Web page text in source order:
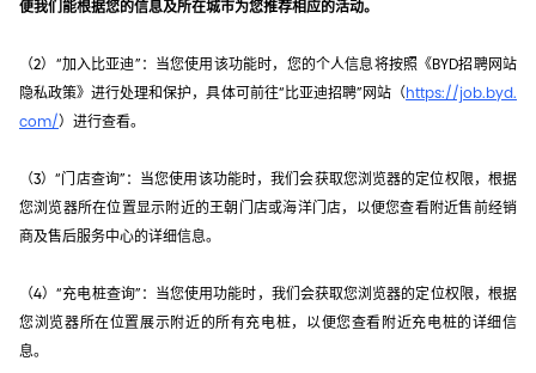
便我们能根据您的信息及所在城市为您推荐相应的活动。
（2）“加入比亚迪”：当您使用该功能时，您的个人信息将按照《BYD招聘网站
隐私政策》进行处理和保护，具体可前往“比亚迪招聘”网站（ https://job.byd.
com/）进行查看。
（3）“门店查询”：当您使用该功能时，我们会获取您浏览器的定位权限，根据
您浏览器所在位置显示附近的王朝门店或海洋门店，以便您查看附近售前经销
商及售后服务中心的详细信息。
（4）“充电桩查询”：当您使用功能时，我们会获取您浏览器的定位权限，根据
您浏览器所在位置展示附近的所有充电桩，以便您查看附近充电桩的详细信
息。